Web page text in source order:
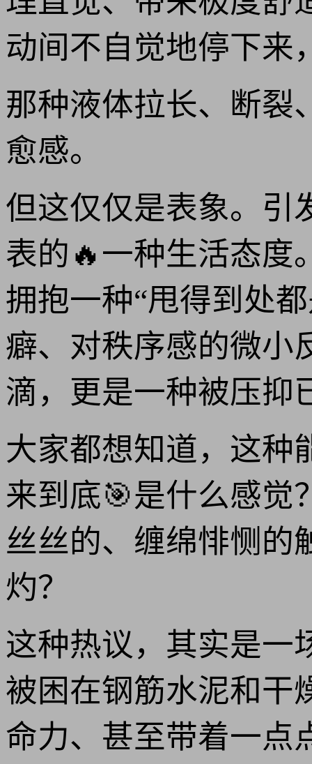
动间不自觉地停下来
那种液体拉长、断裂
愈感。
但这仅仅是表象。引
表的🔥一种生活态度
拥抱一种“甩得到处
癖、对秩序感的微小
滴，更是一种被压抑
大家都想知道，这种
来到底🎯是什么感觉
丝丝的、缠绵悱恻的
灼？
这种热议，其实是一
被困在钢筋水泥和干
命力、甚至带着一点